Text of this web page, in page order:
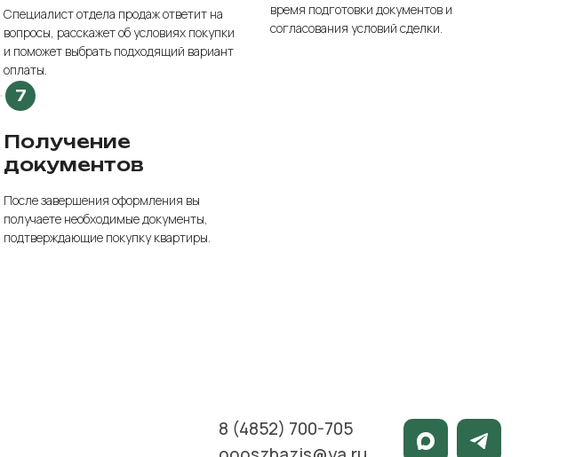
Специалист отдела продаж ответит на
вопросы, расскажет об условиях покупки
и поможет выбрать подходящий вариант
оплаты.
время подготовки документов и
согласования условий сделки.
Получение
документов
После завершения оформления вы
получаете необходимые документы,
подтверждающие покупку квартиры.
8 (4852) 700-705